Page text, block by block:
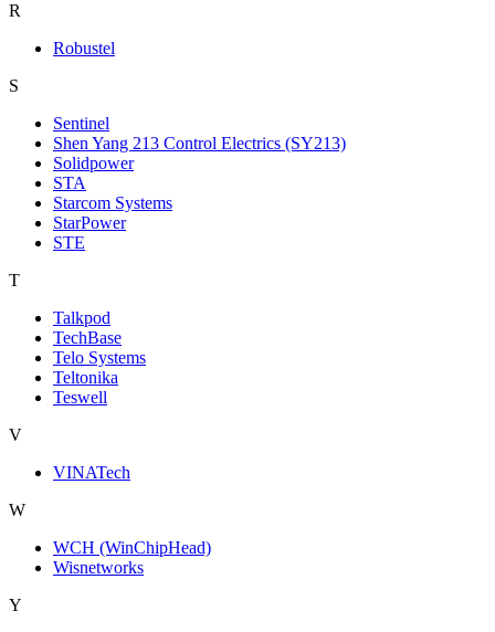
R
Robustel
S
Sentinel
Shen Yang 213 Control Electrics (SY213)
Solidpower
STA
Starcom Systems
StarPower
STE
T
Talkpod
TechBase
Telo Systems
Teltonika
Teswell
V
VINATech
W
WCH (WinChipHead)
Wisnetworks
Y